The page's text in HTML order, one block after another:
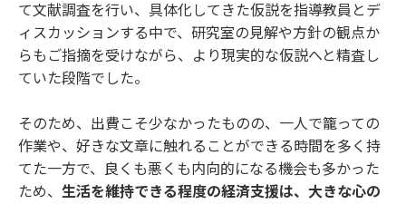
て文献調査を行い、具体化してきた仮説を指導教員とデ
ィスカッションする中で、研究室の見解や方針の観点か
らもご指摘を受けながら、より現実的な仮説へと精査し
ていた段階でした。
そのため、出費こそ少なかったものの、一人で籠っての
作業や、好きな文章に触れることができる時間を多く持
てた一方で、良くも悪くも内向的になる機会も多かった
ため、 生活を維持できる程度の経済支援は、大きな心の